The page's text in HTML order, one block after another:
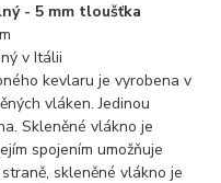
- 5 mm tloušťka
v Itálii
kevlaru je vyrobena v
vláken. Jedinou
Skleněné vlákno je
spojením umožňuje
skleněné vlákno je